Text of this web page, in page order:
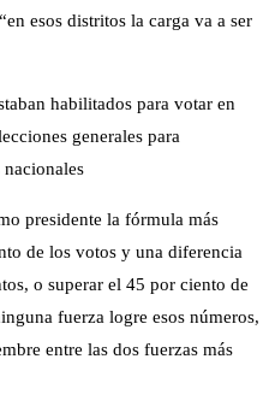
esos distritos la carga va a ser
habilitados para votar en
generales para
nacionales
presidente la fórmula más
de los votos y una diferencia
o superar el 45 por ciento de
fuerza logre esos números,
entre las dos fuerzas más